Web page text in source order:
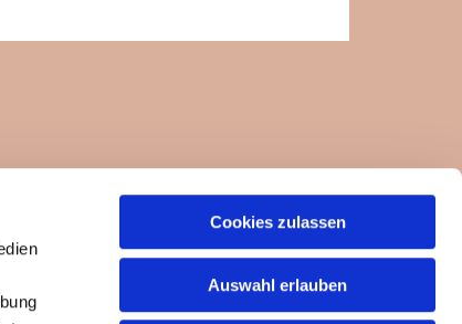
Cookies zulassen
Auswahl erlauben
um-die-felseneremitage.de